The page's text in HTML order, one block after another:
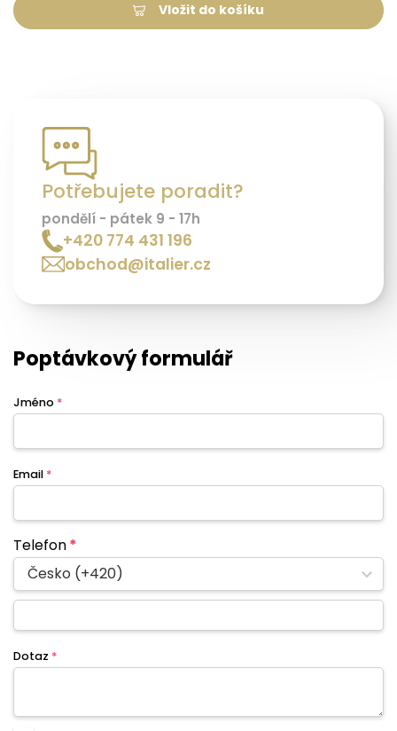
Vložit do košíku
Potřebujete poradit?
pondělí - pátek 9 - 17h
+420 774 431 196
obchod@italier.cz
Poptávkový formulář
Jméno *
Email *
Telefon*
Česko (+420)
Dotaz *